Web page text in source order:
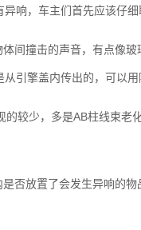
响，车主们首先应该仔
间撞击的声音，有点像
引擎盖内传出的，可以用
的较少，多是AB柱线束老
否放置了会发生异响的